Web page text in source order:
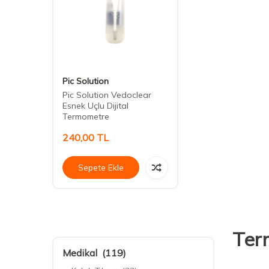
Pic Solution
Pic Solution Vedoclear
Esnek Uçlu Dijital
Termometre
240,00 TL
Sepete Ekle
Medikal (119)